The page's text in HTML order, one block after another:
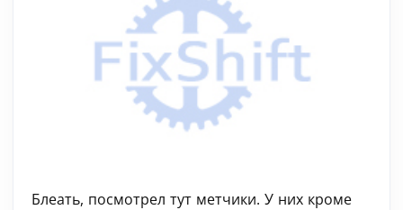
Блеать, посмотрел тут метчики. У них кроме